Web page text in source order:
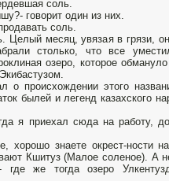
соль.
говорит один из них.
соль.
Целый месяц, увязая в грязи,
столько, что все
озеро, которое
о происхождении этого
былей и легенд казахского
я приехал сюда на работу,
хорошо знаете окрест-ности
Кшитуз (Ма­лое соленое). А
же тогда озеро